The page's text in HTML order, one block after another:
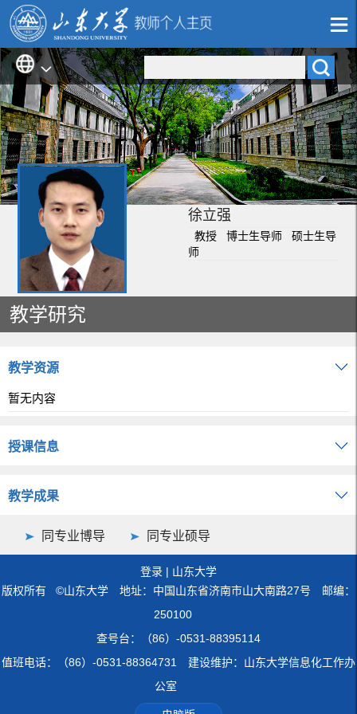
徐立强
教授 博士生导师 硕士生导
师
教学研究
教学资源
暂无内容
授课信息
教学成果
同专业博导 同专业硕导
登录 | 山东大学
版权所有 ©山东大学 地址：中国山东省济南市山大南路27号 邮编：
250100
查号台：（86）-0531-88395114
值班电话：（86）-0531-88364731 建设维护：山东大学信息化工作办
公室